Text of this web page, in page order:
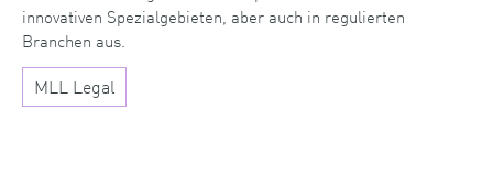
innovativen Spezialgebieten, aber auch in regulierten
Branchen aus.
MLL Legal